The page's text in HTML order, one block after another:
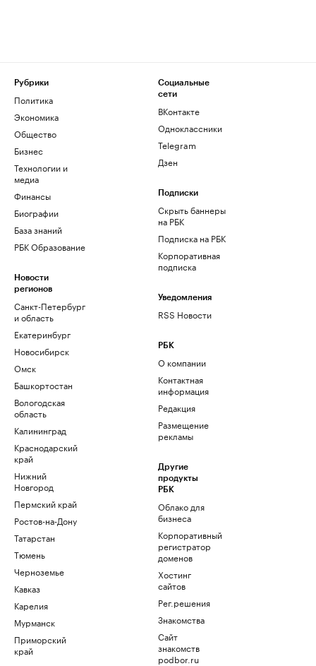
Рубрики
Политика
Экономика
Общество
Бизнес
Технологии и
медиа
Финансы
Биографии
База знаний
РБК Образование
Новости
регионов
Санкт-Петербург
и область
Екатеринбург
Новосибирск
Омск
Башкортостан
Вологодская
область
Калининград
Краснодарский
край
Нижний
Новгород
Пермский край
Ростов-на-Дону
Татарстан
Тюмень
Черноземье
Кавказ
Карелия
Мурманск
Приморский
край
Социальные
сети
ВКонтакте
Одноклассники
Telegram
Дзен
Подписки
Скрыть баннеры
на РБК
Подписка на РБК
Корпоративная
подписка
Уведомления
RSS Новости
РБК
О компании
Контактная
информация
Редакция
Размещение
рекламы
Другие
продукты
РБК
Облако для
бизнеса
Корпоративный
регистратор
доменов
Хостинг
сайтов
Рег.решения
Знакомства
Сайт
знакомств
podbor.ru